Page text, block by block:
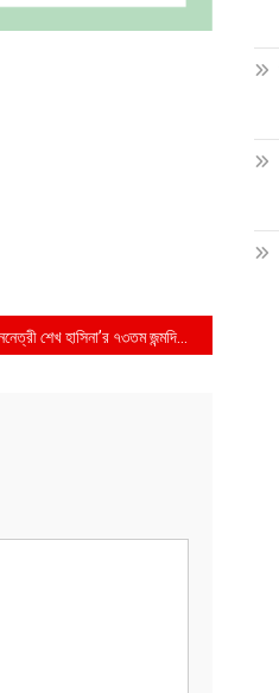
জননেত্রী শেখ হাসিনা’র ৭৩তম জন্মদিনে আলোচনা সভা ও দোয়া মাহফিল অনুষ্ঠিত